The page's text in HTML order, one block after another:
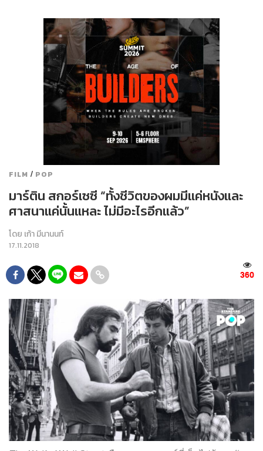
FILM / POP
มาร์ติน สกอร์เซซี “ทั้งชีวิตของผมมีแค่หนังและ
ศาสนาแค่นั้นแหละ ไม่มีอะไรอีกแล้ว”
โดย เก้า มีนานนท์
17.11.2018
360